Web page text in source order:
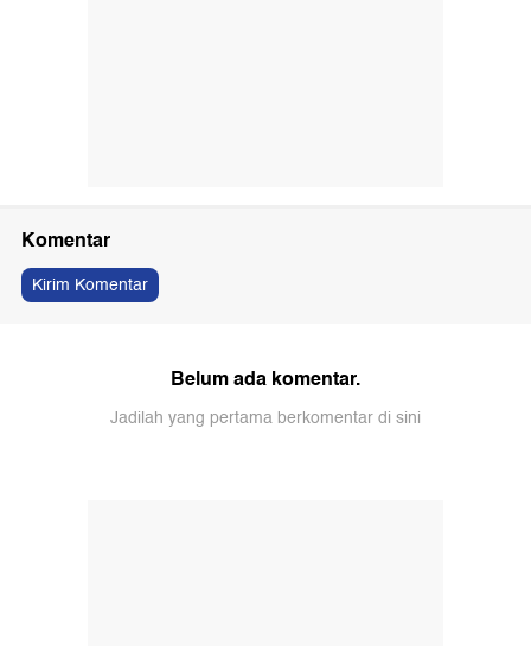
Komentar
Kirim Komentar
Belum ada komentar.
Jadilah yang pertama berkomentar di sini